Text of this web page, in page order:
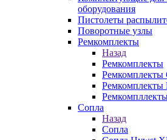
оборудования
Пистолеты
Поворотные узлы
Ремкомплекты
Назад
Ремкомплекты
Ремкомплекты
Ремкомплекты
Сопла
Назад
Сопла